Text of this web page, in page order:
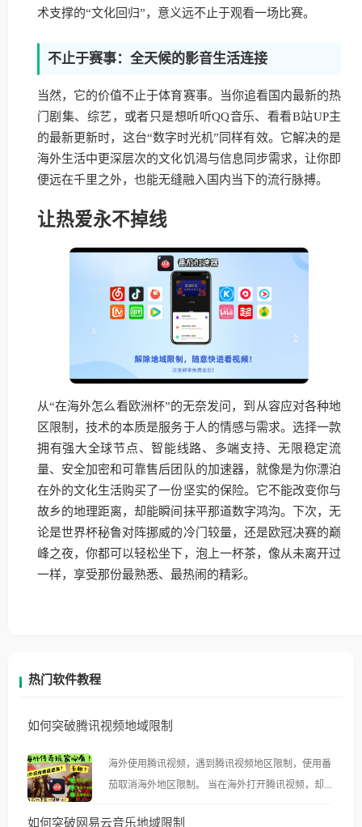
术支撑的“文化回归”，意义远不止于观看一场比赛。
不止于赛事：全天候的影音生活连接
当然，它的价值不止于体育赛事。当你追看国内最新的热
门剧集、综艺，或者只是想听听QQ音乐、看看B站UP主
的最新更新时，这台“数字时光机”同样有效。它解决的是
海外生活中更深层次的文化饥渴与信息同步需求，让你即
便远在千里之外，也能无缝融入国内当下的流行脉搏。
让热爱永不掉线
从“在海外怎么看欧洲杯”的无奈发问，到从容应对各种地
区限制，技术的本质是服务于人的情感与需求。选择一款
拥有强大全球节点、智能线路、多端支持、无限稳定流
量、安全加密和可靠售后团队的加速器，就像是为你漂泊
在外的文化生活购买了一份坚实的保险。它不能改变你与
故乡的地理距离，却能瞬间抹平那道数字鸿沟。下次，无
论是世界杯秘鲁对阵挪威的冷门较量，还是欧冠决赛的巅
峰之夜，你都可以轻松坐下，泡上一杯茶，像从未离开过
一样，享受那份最熟悉、最热闹的精彩。
热门软件教程
如何突破腾讯视频地域限制
海外使用腾讯视频，遇到腾讯视频地区限制，使用番
茄取消海外地区限制。 当在海外打开腾讯视频，却突
如何突破网易云音乐地域限制